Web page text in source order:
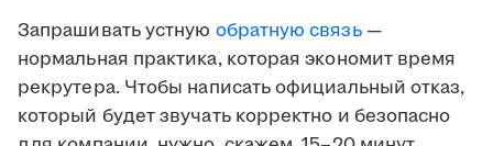
Запрашивать устную обратную связь—
нормальная практика, которая экономит время
рекрутера. Чтобы написать официальный отказ,
который будет звучать корректно и безопасно